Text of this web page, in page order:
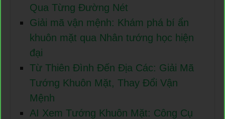
Qua Từng Đường Nét
Giải mã vận mệnh: Khám phá bí ẩn
khuôn mặt qua Nhân tướng học hiện
đại
Từ Thiên Đình Đến Địa Các: Giải Mã
Tướng Khuôn Mặt, Thay Đổi Vận
Mệnh
AI Xem Tướng Khuôn Mặt: Công Cụ